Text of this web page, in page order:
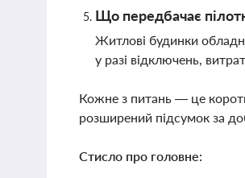
Що передбачає
Житлові будинки
у разі відключень,
Кожне з питань — це
розширений підсумок за
Стисло про головне: